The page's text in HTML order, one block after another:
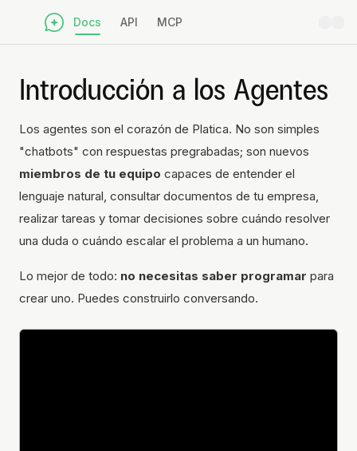
Docs API MCP
Introducción a los Agentes
Los agentes son el corazón de Platica. No son simples
"chatbots" con respuestas pregrabadas; son nuevos
miembros de tu equipo capaces de entender el
lenguaje natural, consultar documentos de tu empresa,
realizar tareas y tomar decisiones sobre cuándo resolver
una duda o cuándo escalar el problema a un humano.
Lo mejor de todo: no necesitas saber programar para
crear uno. Puedes construirlo conversando.